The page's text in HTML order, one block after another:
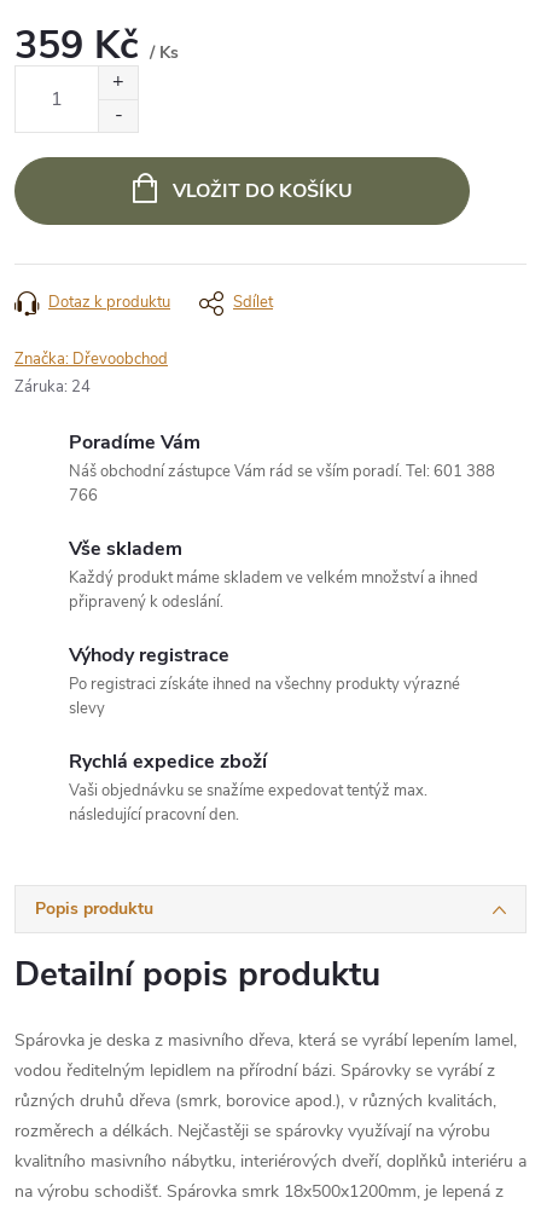
359 Kč / Ks
VLOŽIT DO KOŠÍKU
Dotaz k produktu Sdílet
Značka: Dřevoobchod
Záruka: 24
Poradíme Vám
Náš obchodní zástupce Vám rád se vším poradí. Tel: 601 388
766
Vše skladem
Každý produkt máme skladem ve velkém množství a ihned
připravený k odeslání.
Výhody registrace
Po registraci získáte ihned na všechny produkty výrazné
slevy
Rychlá expedice zboží
Vaši objednávku se snažíme expedovat tentýž max.
následující pracovní den.
Popis produktu
Detailní popis produktu
Spárovka je deska z masivního dřeva, která se vyrábí lepením lamel,
vodou ředitelným lepidlem na přírodní bázi. Spárovky se vyrábí z
různých druhů dřeva (smrk, borovice apod.), v různých kvalitách,
rozměrech a délkách. Nejčastěji se spárovky využívají na výrobu
kvalitního masivního nábytku, interiérových dveří, doplňků interiéru a
na výrobu schodišť. Spárovka smrk 18x500x1200mm, je lepená z